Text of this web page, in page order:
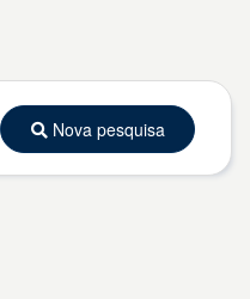
Nova pesquisa